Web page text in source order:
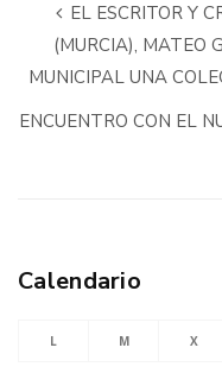
EL ESCRITOR Y
(MURCIA), MATEO
MUNICIPAL UNA
ENCUENTRO CON EL
Calendario
L M X